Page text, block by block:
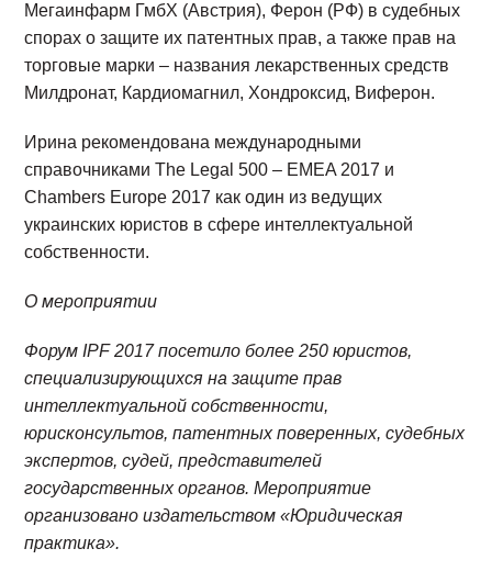
Мегаинфарм ГмбХ (Австрия), Ферон (РФ) в судебных
спорах о защите их патентных прав, а также прав на
торговые марки – названия лекарственных средств
Милдронат, Кардиомагнил, Хондроксид, Виферон.
Ирина рекомендована международными
справочниками The Legal 500 – EMEA 2017 и
Chambers Europe 2017 как один из ведущих
украинских юристов в сфере интеллектуальной
собственности.
О мероприятии
Форум IPF 2017 посетило более 250 юристов,
специализирующихся на защите прав
интеллектуальной собственности,
юрисконсультов, патентных поверенных, судебных
экспертов, судей, представителей
государственных органов. Мероприятие
организовано издательством «Юридическая
практика».